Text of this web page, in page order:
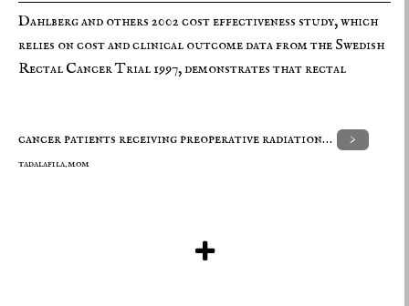
Dahlberg and others 2002 cost effectiveness study, which
relies on cost and clinical outcome data from the Swedish
Rectal Cancer Trial 1997, demonstrates that rectal
cancer patients receiving preoperative radiation…
tadalafila.mom